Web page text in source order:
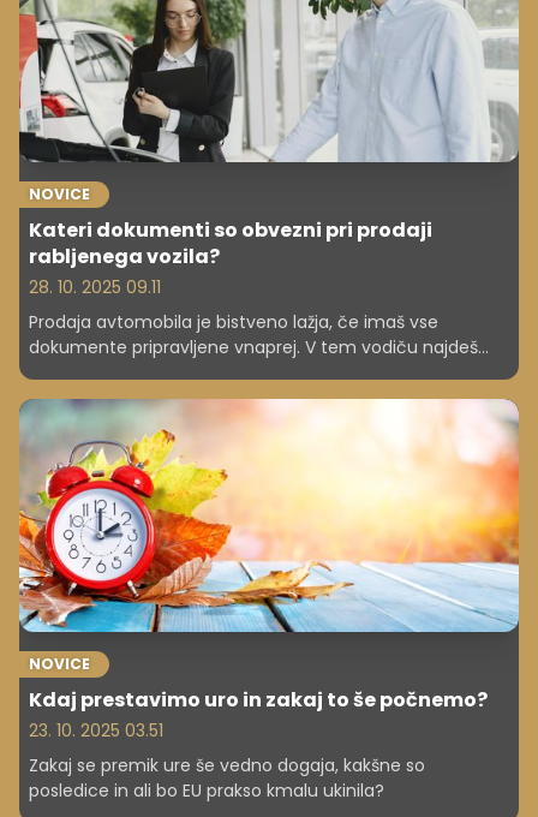
NOVICE
Kateri dokumenti so obvezni pri prodaji
rabljenega vozila?
28. 10. 2025 09.11
Prodaja avtomobila je bistveno lažja, če imaš vse
dokumente pripravljene vnaprej. V tem vodiču najdeš
pregled vseh obveznih in priporočljivih dokumentov,
nasvete za hiter prepis ter najpogostejše napake, ki se
jim lahko izogneš. Članek je pripravljen za slovenske
prodajalce, v skladu s prakso registracijskih organizacij in
upravnih enot.
NOVICE
Kdaj prestavimo uro in zakaj to še počnemo?
23. 10. 2025 03.51
Zakaj se premik ure še vedno dogaja, kakšne so
posledice in ali bo EU prakso kmalu ukinila?